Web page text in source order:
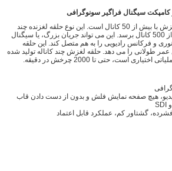
کامپکت سیگنال فراگیر سونوگرافی
حلقه لغزش چند کاناله حلقه لغزش با بیش از 50 کانال است. این نوع حلقه لغزنده چند
کاناله CENO می تواند به بیش از 500 کانال برسد. این می تواند جریان بزرگ، یا سیگنال
و فرکانس رادیویی را به هم متصل کند. این حلقه
طولانی را می دهد. حلقه لغزش چند کاناله تولید شده
گشتاور کم، عملکرد قابل اعتماد